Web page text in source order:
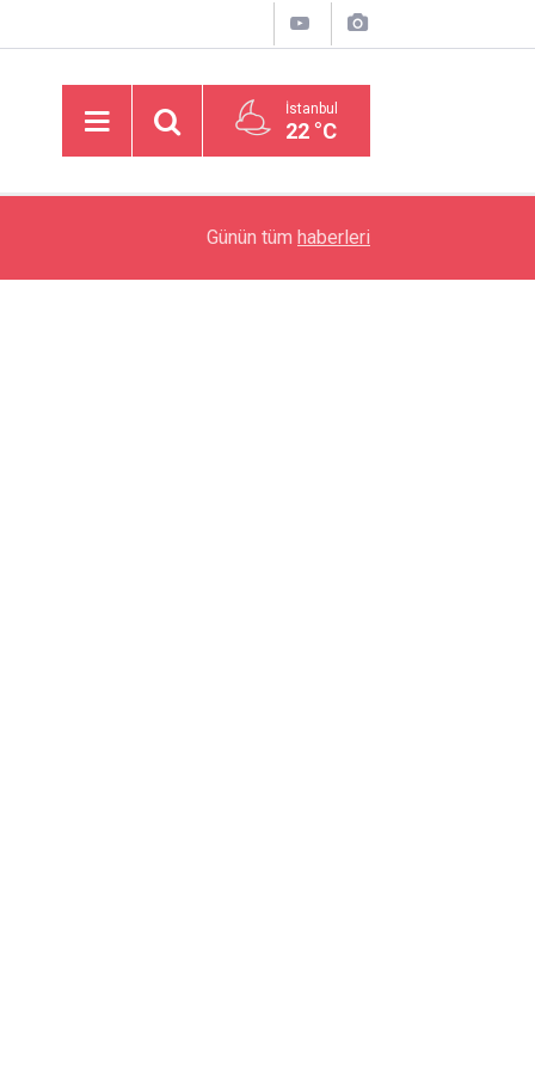
İstanbul
22 °C
Final Fantasy VII Remake Mod Baş Döndürücü
Günün tüm haberleri